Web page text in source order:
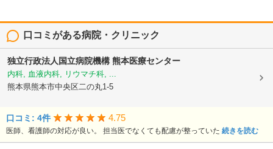
口コミがある病院・クリニック
独立行政法人国立病院機構熊本医療センター
内科, 血液内科, リウマチ科, ...
熊本県熊本市中央区二の丸1-5
口コミ: 4件 4.75
医師、看護師の対応が良い。 担当医でなくても配慮が整っていた 続きを読む